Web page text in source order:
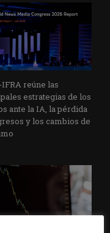
reúne las
estrategias de los
ante la IA, la pérdida
y los cambios de